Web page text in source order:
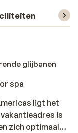
glijbanen
spa
ligt het
is
zich optimaal